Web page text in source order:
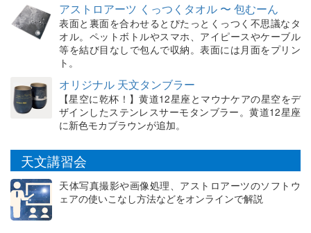
アストロアーツ くっつくタオル 〜 包むーん
表面と裏面を合わせるとぴたっとくっつく不思議なタ
オル。ペットボトルやスマホ、アイピースやケーブル
等を結び目なしで包んで収納。表面には月面をプリン
ト。
オリジナル 天文タンブラー
【星空に乾杯！】黄道12星座とマウナケアの星空をデ
ザインしたステンレスサーモタンブラー。黄道12星座
に新色モカブラウンが追加。
天文講習会
天体写真撮影や画像処理、アストロアーツのソフトウ
ェアの使いこなし方法などをオンラインで解説